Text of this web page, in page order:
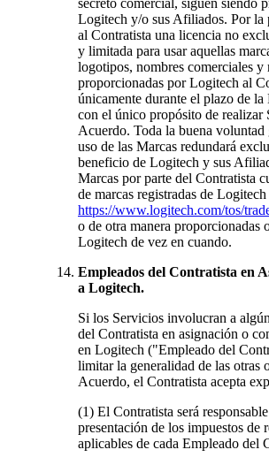
secreto comercial, siguen siendo
Logitech y/o sus Afiliados. Por la
al Contratista una licencia no
y limitada para usar aquellas
logotipos, nombres comerciales y
proporcionadas por Logitech al
únicamente durante el plazo de
con el único propósito de realizar
Acuerdo. Toda la buena voluntad
uso de las Marcas redundará
beneficio de Logitech y sus
Marcas por parte del Contratista
de marcas registradas de Logitech
https://www.logitech.com/tos/
o de otra manera proporcionadas
Logitech de vez en cuando.
Empleados del Contratista en
a Logitech.
Si los Servicios involucran a
del Contratista en asignación o
en Logitech ("Empleado del
limitar la generalidad de las otras
Acuerdo, el Contratista acepta
(1) El Contratista será
presentación de los impuestos de
aplicables de cada Empleado del